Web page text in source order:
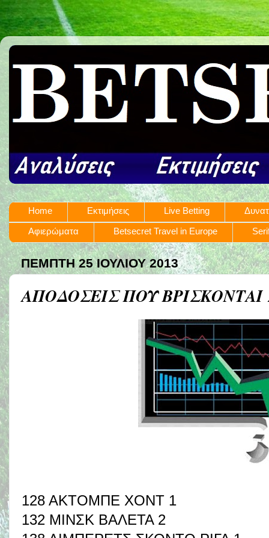
Home Εκτιμήσεις Live Betting
Αφιερώματα
Betsecret Travel in Europe
ΠΈΜΠΤΗ 25 ΙΟΥΛΊΟΥ 2013
ΑΠΟΔΟΣΕΙΣ ΠΟΥ
128 ΑΚΤΟΜΠΕ ΧΟΝΤ 1
132 ΜΙΝΣΚ ΒΑΛΕΤΑ 2